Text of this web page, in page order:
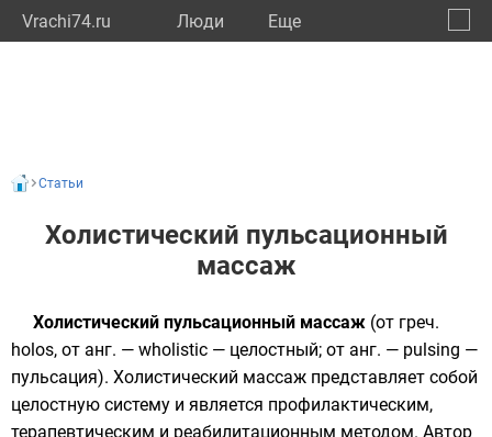
Vrachi74.ru Люди Eще
Статьи
Холистический пульсационный
массаж
Холистический пульсационный массаж (от греч.
holos, от анг. — wholistic — целостный; от анг. — pulsing —
пульсация). Холистический массаж представляет собой
целостную систему и является профилактическим,
терапевтическим и реабилитационным методом. Автор